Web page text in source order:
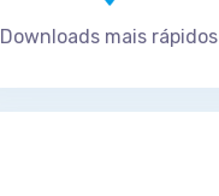
Downloads mais rápidos